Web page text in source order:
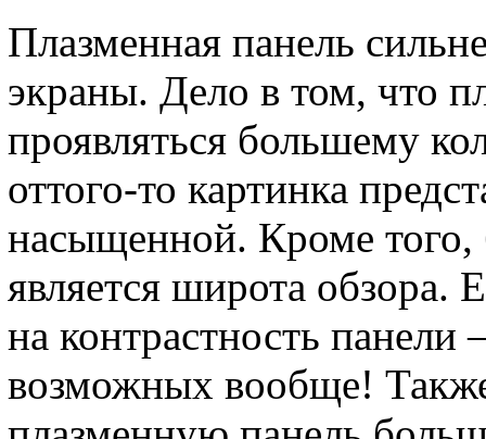
Плазменная панель
экраны. Дело в том, что
проявляться большему
оттого-то картинка
насыщенной. Кроме
является широта обзора.
на контрастность
возможных вообще!